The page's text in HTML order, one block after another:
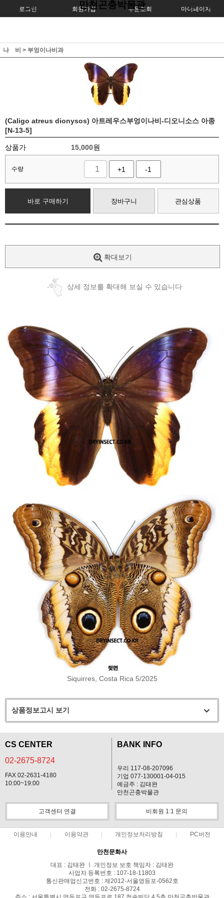
로그인 회원가입 주문조회 마이페이지
만천곤충박물관
나 비 > 부엉이나비과
(Caligo atreus dionysos) 아트레우스부엉이나비-디오니소스 아종
[N-13-5]
상품가 15,000원
수량 +1 -1
바로 구매하기 장바구니 관심상품
확대보기
상세 정보를 확대해 보실 수 있습니다
Siquirres, Costa Rica 5/2025
상품정보고시 보기
CS CENTER
02-2675-8724
FAX 02-2631-4180
10:00~19:00
BANK INFO
우리 117-08-207096
기업 077-130001-04-015
예금주 : 김태완
만천곤충박물관
고객센터 연결 비회원 1:1 문의
이용안내 이용약관 개인정보처리방침 PC버전
만천문화사
대표 : 김태완 ㅣ 개인정보 보호 책임자 : 김태완
사업자 등록번호 : 107-18-11803
통신판매업신고번호 : 제2012-서울영등포-0562호
전화 : 02-2675-8724